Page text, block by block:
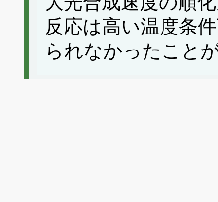
反応は高い温度条
られなかったこと